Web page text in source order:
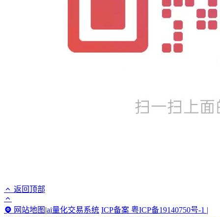
返回顶部
网站地图 |ai量化交易系统 ICP备案 粤ICP备19140750号-1 |